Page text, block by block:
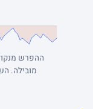
ההפרש